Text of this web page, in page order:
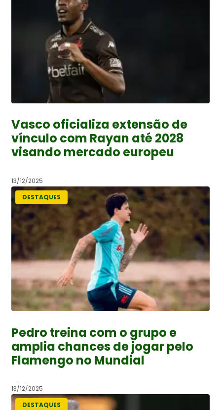
Vasco oficializa extensão de
vínculo com Rayan até 2028
visando mercado europeu
13/12/2025
DESTAQUES
Pedro treina com o grupo e
amplia chances de jogar pelo
Flamengo no Mundial
13/12/2025
DESTAQUES